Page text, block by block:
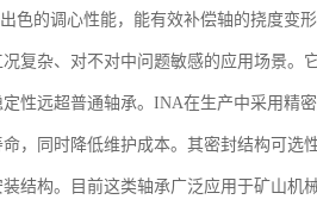
色的调心性能，能有效补偿轴的挠度变
复杂、对不对中问题敏感的应用场景。
性远超普通轴承。INA在生产中采用精
，同时降低维护成本。其密封结构可选
结构。目前这类轴承广泛应用于矿山机